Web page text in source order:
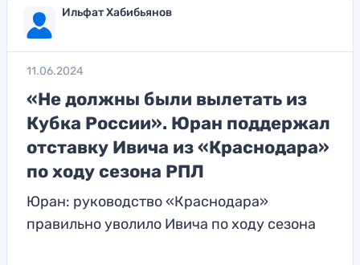
Ильфат Хабибьянов
11.06.2024
«Не должны были вылетать из
Кубка России». Юран поддержал
отставку Ивича из «Краснодара»
по ходу сезона РПЛ
Юран: руководство «Краснодара»
правильно уволило Ивича по ходу сезона